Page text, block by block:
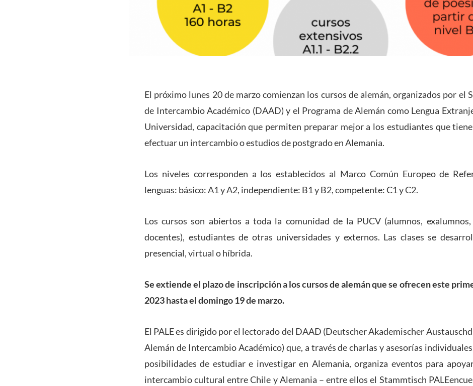
El próximo lunes 20 de marzo comienzan los cursos de alemán, organizados por el
de Intercambio Académico (DAAD) y el Programa de Alemán como Lengua
Universidad, capacitación que permiten preparar mejor a los estudiantes que
efectuar un intercambio o estudios de postgrado en Alemania.
Los niveles corresponden a los establecidos al Marco Común Europeo de
lenguas: básico: A1 y A2, independiente: B1 y B2, competente: C1 y C2.
Los cursos son abiertos a toda la comunidad de la PUCV (alumnos,
docentes), estudiantes de otras universidades y externos. Las clases se
presencial, virtual o híbrida.
Se extiende el plazo de inscripción a los cursos de alemán que se ofrecen este
2023 hasta el domingo 19 de marzo.
El PALE es dirigido por el lectorado del DAAD (Deutscher Akademischer
Alemán de Intercambio Académico) que, a través de charlas y asesorías
posibilidades de estudiar e investigar en Alemania, organiza eventos para
intercambio cultural entre Chile y Alemania – entre ellos el Stammtisch